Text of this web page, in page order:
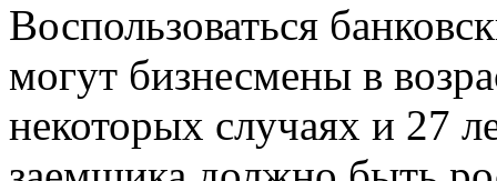
Воспользоваться
могут бизнесмены в
некоторых случаях и 27